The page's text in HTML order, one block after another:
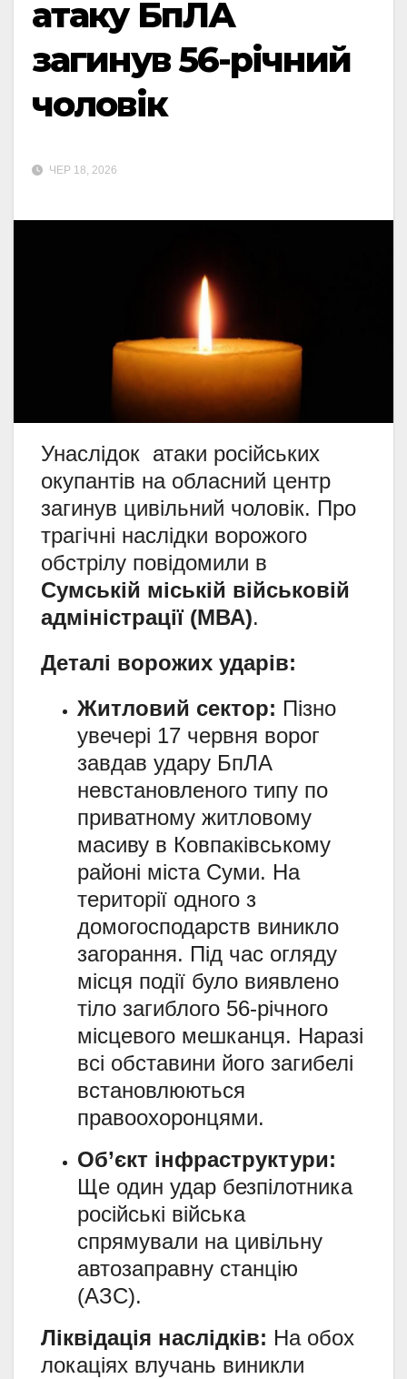
атаку БпЛА
загинув 56-річний
чоловік
ЧЕР 18, 2026
Унаслідок атаки російських
окупантів на обласний центр
загинув цивільний чоловік. Про
трагічні наслідки ворожого
обстрілу повідомили в
Сумській міській військовій
адміністрації (МВА).
Деталі ворожих ударів:
Житловий сектор: Пізно
увечері 17 червня ворог
завдав удару БпЛА
невстановленого типу по
приватному житловому
масиву в Ковпаківському
районі міста Суми. На
території одного з
домогосподарств виникло
загорання. Під час огляду
місця події було виявлено
тіло загиблого 56-річного
місцевого мешканця. Наразі
всі обставини його загибелі
встановлюються
правоохоронцями.
Об’єкт інфраструктури:
Ще один удар безпілотника
російські війська
спрямували на цивільну
автозаправну станцію
(АЗС).
Ліквідація наслідків: На обох
локаціях влучань виникли